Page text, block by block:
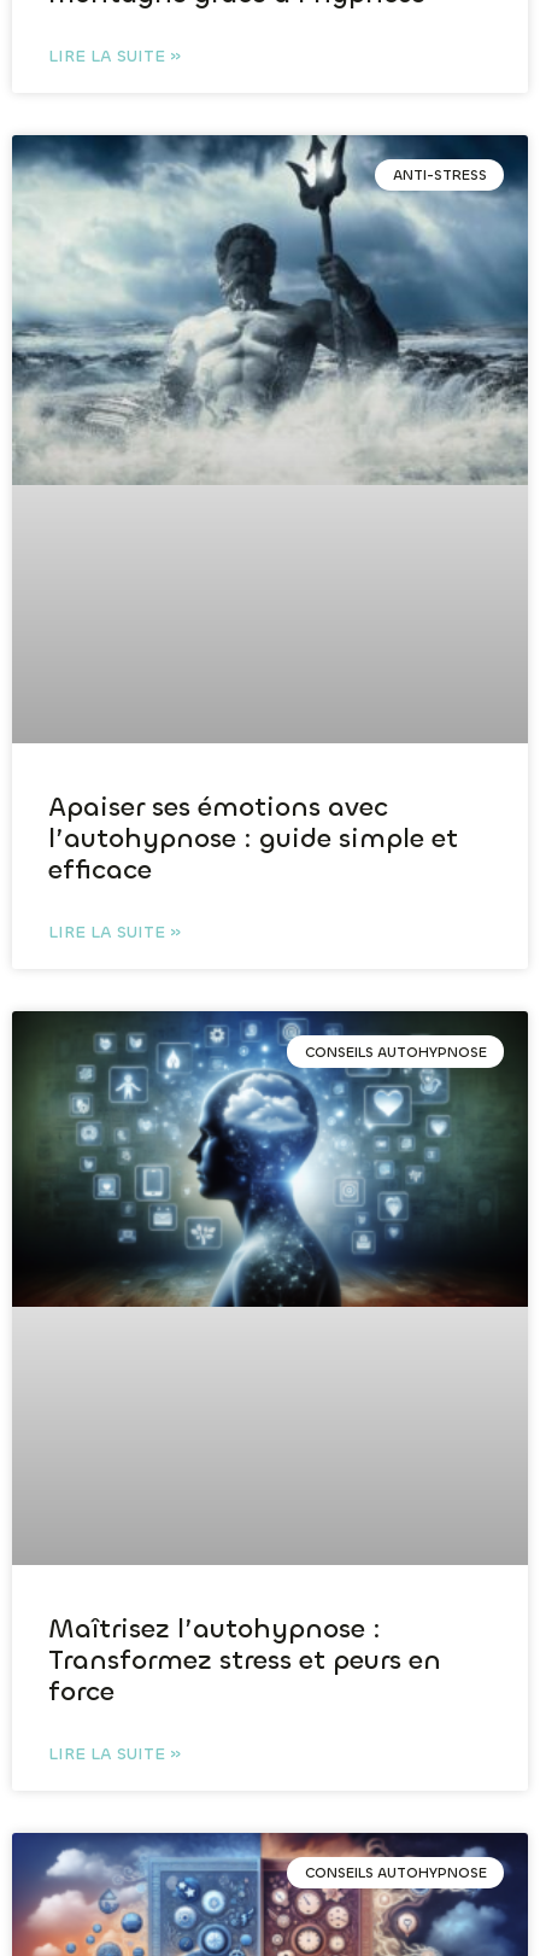
LIRE LA SUITE »
ANTI-STRESS
Apaiser ses émotions avec
l’autohypnose : guide simple et
efficace
LIRE LA SUITE »
CONSEILS AUTOHYPNOSE
Maîtrisez l’autohypnose :
Transformez stress et peurs en
force
LIRE LA SUITE »
CONSEILS AUTOHYPNOSE